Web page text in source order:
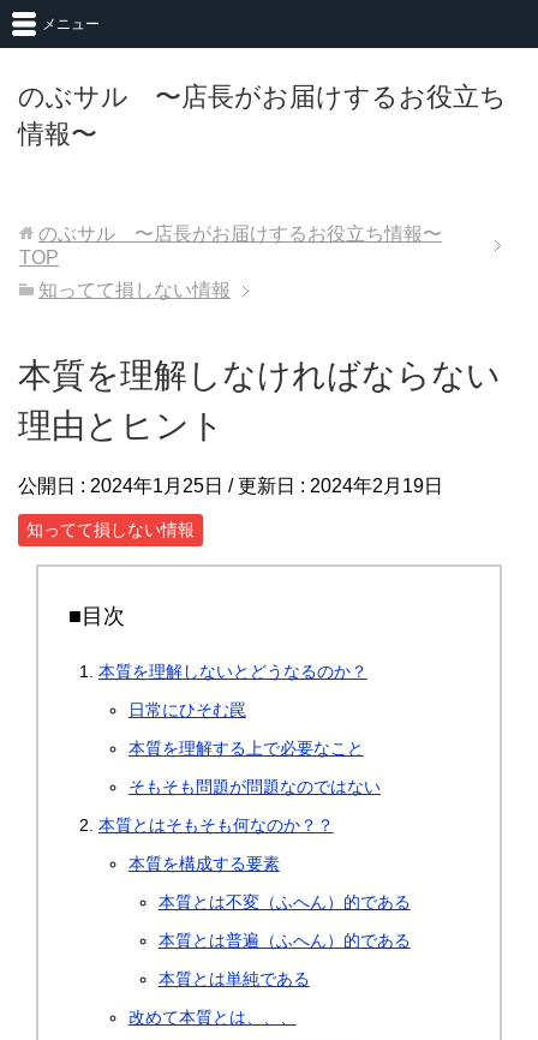
のぶサル 〜店長がお届けするお役立ち
情報〜
メニュー
のぶサル 〜店長がお届けするお役立ち情報〜
TOP
知ってて損しない情報
本質を理解しなければならない
理由とヒント
公開日 : 2024年1月25日 / 更新日 : 2024年2月19日
知ってて損しない情報
■目次
本質を理解しないとどうなるのか？
日常にひそむ罠
本質を理解する上で必要なこと
そもそも問題が問題なのではない
本質とはそもそも何なのか？？
本質を構成する要素
本質とは不変（ふへん）的である
本質とは普遍（ふへん）的である
本質とは単純である
改めて本質とは、、、